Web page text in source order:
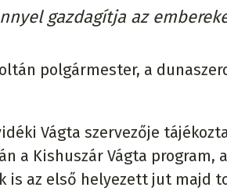
gazdagítja az
polgármester, a
Vágta szervezője
a Kishuszár Vágta program,
is az első helyezett jut majd